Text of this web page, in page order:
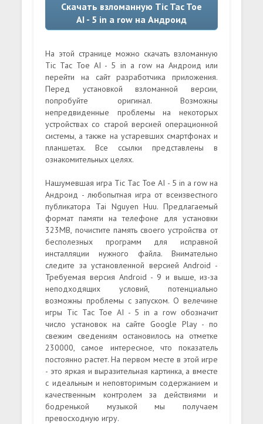
Скачать взломанную Tic Tac Toe
AI - 5 in a row на Андроид
На этой странице можно скачать взломанную
Tic Tac Toe AI - 5 in a row на Андроид или
перейти на сайт разработчика приложения.
Перед установкой взломанной версии,
попробуйте оригинал. Возможны
непредвиденные проблемы на некоторых
устройствах со старой версией операционной
системы, а также на устаревших смартфонах и
планшетах. Все ссылки представлены в
ознакомительных целях.
Нашумевшая игра Tic Tac Toe AI - 5 in a row на
Андроид - любопытная игра от всеизвестного
публикатора Tai Nguyen Huu. Предлагаемый
формат памяти на телефоне для установки
323MB, почистите память своего устройства от
бесполезных программ для исправной
инсталляции нужного файла. Внимательно
следите за установленной версией Android -
Требуемая версия Android - 9 и выше, из-за
неподходящих условий, потенциально
возможны проблемы с запуском. О велечине
игры Tic Tac Toe AI - 5 in a row обозначит
число установок на сайте Google Play - по
свежим сведениям остановилось на отметке
230000, самое интересное, что показатель
постоянно растет. На первом месте в этой игре
- это яркая и выразительная картинка, а вместе
с идеальным и неповторимым содержанием и
качественным контролем за действиями и
бодренькой музыкой мы получаем
превосходную игру.